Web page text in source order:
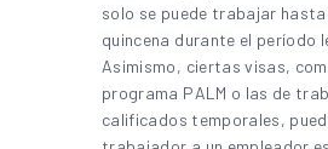
solo se puede trabajar
quincena durante el período
Asimismo, ciertas visas,
programa PALM o las de
calificados temporales,